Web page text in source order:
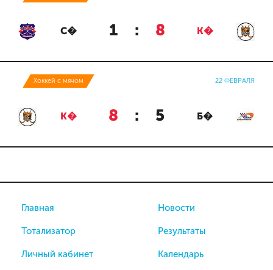
С� 1 : 8 К�
Хоккей с мячом 22 ФЕВРАЛЯ
К� 8 : 5 Б�
Главная
Тотализатор
Личный кабинет
Новости
Результаты
Календарь